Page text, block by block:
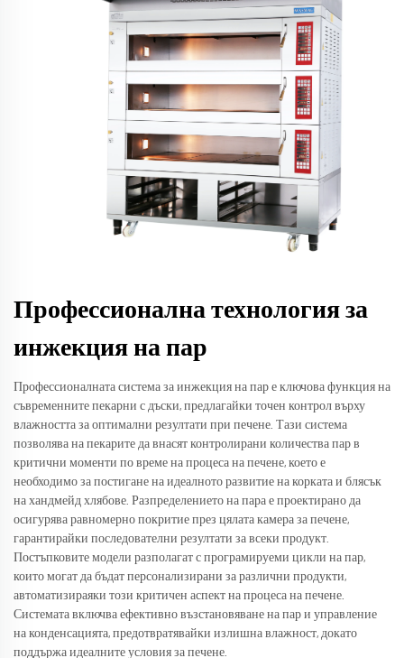
Профессионална технология за
инжекция на пар
Профессионалната система за инжекция на пар е ключова функция на
съвременните пекарни с дъски, предлагайки точен контрол върху
влажността за оптимални резултати при печене. Тази система
позволява на пекарите да внасят контролирани количества пар в
критични моменти по време на процеса на печене, което е
необходимо за постигане на идеалното развитие на корката и блясък
на хандмейд хлябове. Разпределението на пара е проектирано да
осигурява равномерно покритие през цялата камера за печене,
гарантирайки последователни резултати за всеки продукт.
Постъпковите модели разполагат с програмируеми цикли на пар,
които могат да бъдат персонализирани за различни продукти,
автоматизираяки този критичен аспект на процеса на печене.
Системата включва ефективно възстановяване на пар и управление
на конденсацията, предотвратявайки излишна влажност, докато
поддържа идеалните условия за печене.